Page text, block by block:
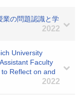
業の問題認識と学
2022
University
Faculty
Reflect on and
2022